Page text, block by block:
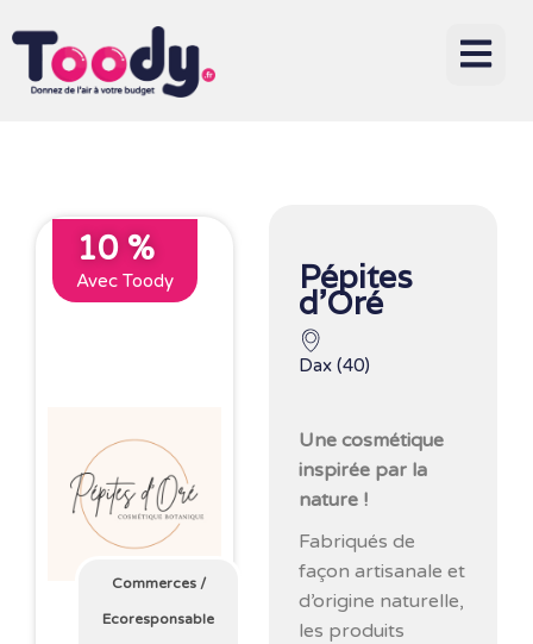
10 %
Avec Toody
Commerces/
Ecoresponsable
Pépites
d’Oré
Dax (40)
Une cosmétique
inspirée par la
nature !
Fabriqués de
façon artisanale et
d’origine naturelle,
les produits